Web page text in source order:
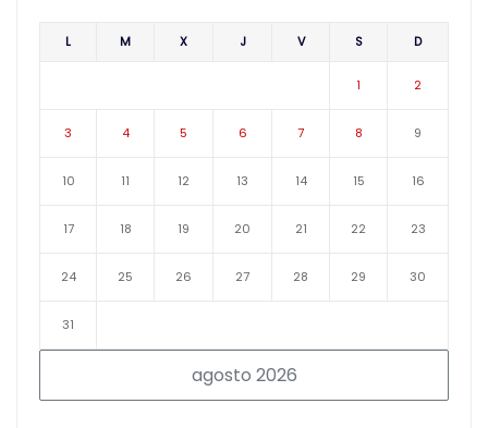
agosto 2026
L M X J V S D
1 2
3 4 5 6 7 8 9
10 11 12 13 14 15 16
17 18 19 20 21 22 23
24 25 26 27 28 29 30
31